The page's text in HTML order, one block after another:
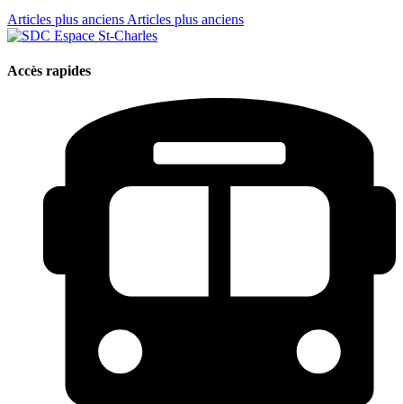
Articles plus anciens Articles plus anciens
Accès rapides